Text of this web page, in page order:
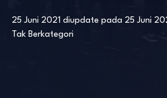
25 Juni 2021 diupdate pada 25 Juni
Tak Berkategori